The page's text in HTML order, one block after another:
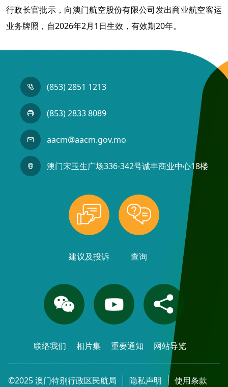
行政长官批示，向澳门航空股份有限公司发出商业航空客运
业务牌照，自2026年2月1日生效，有效期20年。
(853) 2851 1213
(853) 2833 8089
aacm@aacm.gov.mo
澳门宋玉生广场336-342号诚丰商业中心18楼
建议及投诉 查询
联络我们 相片集 重要通知 网站导览
©2025 澳门特别行政区民航局 隐私声明 使用条款